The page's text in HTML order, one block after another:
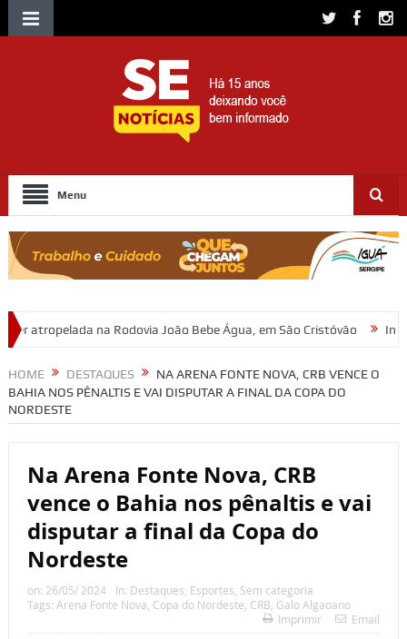
Menu
João Bebe Água, em São Cristóvão Investigação da Polícia
HOME DESTAQUES
NA ARENA FONTE NOVA, CRB VENCE O
BAHIA NOS PÊNALTIS E VAI DISPUTAR A FINAL DA COPA DO
NORDESTE
Na Arena Fonte Nova, CRB
vence o Bahia nos pênaltis e vai
disputar a final da Copa do
Nordeste
on: 26/05/ 2024 In: Destaques, Esportes, Sem categoria
Tags: Arena Fonte Nova, Copa do Nordeste, CRB, Galo Algaoano
Imprimir
Email